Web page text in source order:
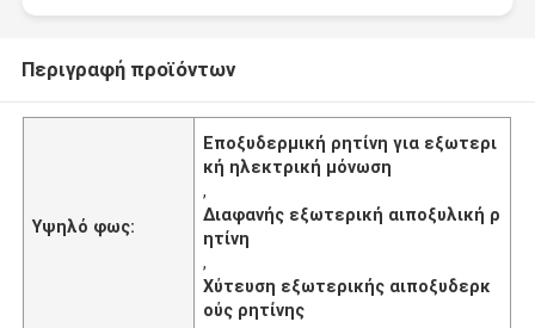
Περιγραφή προϊόντων
Υψηλό φως:
Εποξυδερμική ρητίνη για εξωτερι
κή ηλεκτρική μόνωση
,
Διαφανής εξωτερική αιποξυλική ρ
ητίνη
,
Χύτευση εξωτερικής αιποξυδερκ
ούς ρητίνης